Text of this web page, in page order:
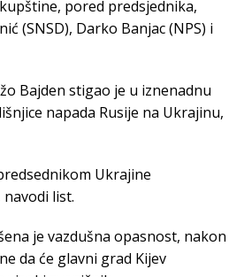
pored predsjednika,
(SNSD), Darko Banjac (NPS) i
Bajden stigao je u iznenadnu
napada Rusije na Ukrajinu,
Ukrajine
list.
je vazdušna opasnost, nakon
da će glavni grad Kijev